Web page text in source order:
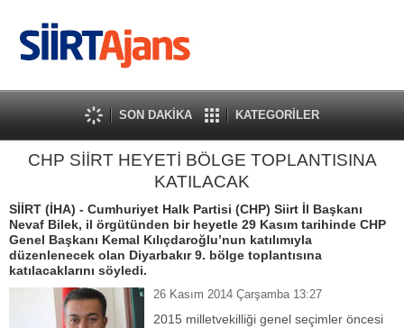
SON DAKİKA KATEGORİLER
CHP SİİRT HEYETİ BÖLGE TOPLANTISINA
KATILACAK
SİİRT (İHA) - Cumhuriyet Halk Partisi (CHP) Siirt İl Başkanı
Nevaf Bilek, il örgütünden bir heyetle 29 Kasım tarihinde CHP
Genel Başkanı Kemal Kılıçdaroğlu’nun katılımıyla
düzenlenecek olan Diyarbakır 9. bölge toplantısına
katılacaklarını söyledi.
26 Kasım 2014 Çarşamba 13:27
2015 milletvekilliği genel seçimler öncesi